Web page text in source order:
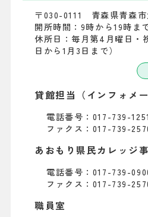
2025年09月02日
令和７
た。
令和
2025年04月24日 令和７
2025年04月10日
令和
2025年04月10日
令和
2025年03月05日
所報「
〒030-0111 青森県青森市
開所時間：9時から19時ま
休所日：毎月第4月曜日・
日から1月3日まで）
貸館担当（インフォメ
電話番号：017-739-
ファクス：017-739-
あおもり県民カレッジ
電話番号：017-739-
ファクス：017-739-
職員室